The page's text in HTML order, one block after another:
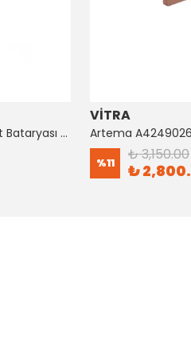
Artema A4128726 Suıt Küvet Bataryası Bakır
VİTRA
Artema A4249026
%11 ₺ 3,150.00
₺